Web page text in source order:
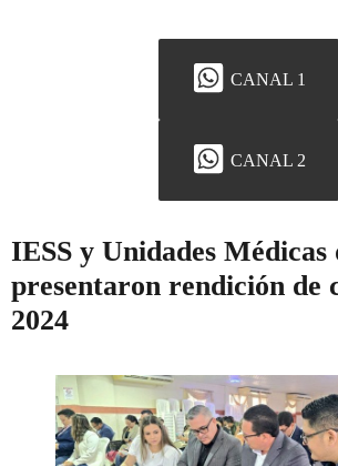
CANAL 1
CANAL 2
IESS y Unidades
presentaron rendición de
2024